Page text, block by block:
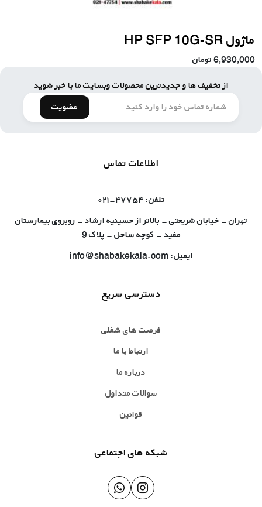
ماژول HP SFP 10G-SR
6,930,000تومان
از تخفیف ها و جدیدترین محصولات وبسایت ما با خبر شوید
عضویت
اطلاعات تماس
تلفن: ۴۷۷۵۴-۰۲۱
تهران - خیابان شریعتی - بالاتر از حسینیه ارشاد - روبروی بیمارستان
مفید - کوچه ساحل - پلاک 9
ایمیل: info@shabakekala.com
دسترسی سریع
فرصت های شغلی
ارتباط با ما
درباره ما
سوالات متداول
قوانین
شبکه های اجتماعی